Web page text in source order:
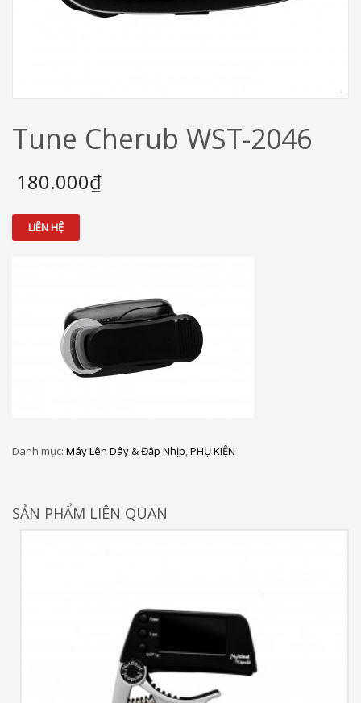
Tune Cherub WST-2046
180.000₫
LIÊN HỆ
Danh mục: Máy Lên Dây & Đập Nhịp,PHỤ KIỆN
SẢN PHẨM LIÊN QUAN